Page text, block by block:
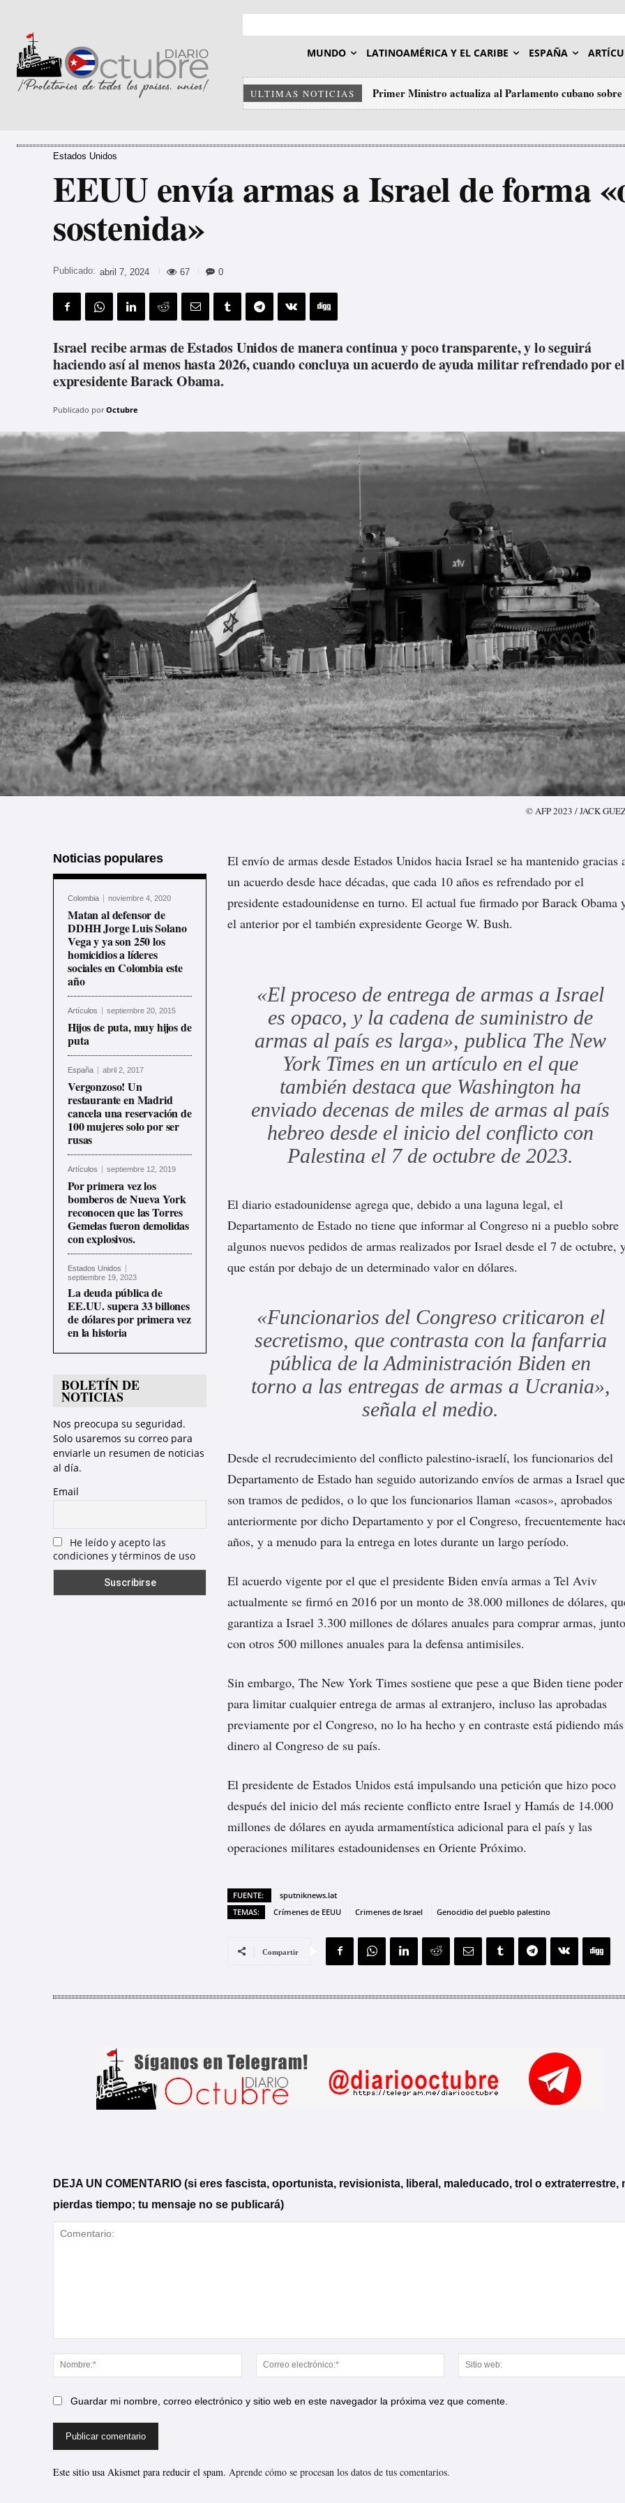
MUNDO LATINOAMÉRICA Y EL CARIBE ESPAÑA
ULTIMAS NOTICIAS
Primer Ministro actualiza al Parlamento cubano sobre
Transformaciones Económicas y Sociales
El Papa León XIV en su visita al Estado español
Estados Unidos
EEUU envía armas a Israel de forma
sostenida»
Publicado: abril 7, 2024 67 0
Israel recibe armas de Estados Unidos de manera continua y poco transparente, y lo seguirá
haciendo así al menos hasta 2026, cuando concluya un acuerdo de ayuda militar refrendado por el
expresidente Barack Obama.
Publicado por Octubre
© AFP 2023 / JACK
Noticias populares
Colombia noviembre 4, 2020
Matan al defensor de
DDHH Jorge Luis Solano
Vega y ya son 250 los
homicidios a líderes
sociales en Colombia este
año
Artículos septiembre 20, 2015
Hijos de puta, muy hijos de
puta
España abril 2, 2017
Vergonzoso! Un
restaurante en Madrid
cancela una reservación de
100 mujeres solo por ser
rusas
Artículos septiembre 12, 2019
Por primera vez los
bomberos de Nueva York
reconocen que las Torres
Gemelas fueron demolidas
con explosivos.
Estados Unidos
septiembre 19, 2023
La deuda pública de
EE.UU. supera 33 billones
de dólares por primera vez
en la historia
BOLETÍN DE
NOTICIAS
Nos preocupa su seguridad.
Solo usaremos su correo para
enviarle un resumen de noticias
al día.
Email
He leído y acepto las
condiciones y términos de uso
El envío de armas desde Estados Unidos hacia Israel se ha mantenido gracias
un acuerdo desde hace décadas, que cada 10 años es refrendado por el
presidente estadounidense en turno. El actual fue firmado por Barack Obama
el anterior por el también expresidente George W. Bush.
«El proceso de entrega de armas a Israel
es opaco, y la cadena de suministro de
armas al país es larga», publica The New
York Times en un artículo en el que
también destaca que Washington ha
enviado decenas de miles de armas al país
hebreo desde el inicio del conflicto con
Palestina el 7 de octubre de 2023.
El diario estadounidense agrega que, debido a una laguna legal, el
Departamento de Estado no tiene que informar al Congreso ni a pueblo sobre
algunos nuevos pedidos de armas realizados por Israel desde el 7 de octubre,
que están por debajo de un determinado valor en dólares.
«Funcionarios del Congreso criticaron el
secretismo, que contrasta con la fanfarria
pública de la Administración Biden en
torno a las entregas de armas a Ucrania»,
señala el medio.
Desde el recrudecimiento del conflicto palestino-israelí, los funcionarios del
Departamento de Estado han seguido autorizando envíos de armas a Israel que
son tramos de pedidos, o lo que los funcionarios llaman «casos», aprobados
anteriormente por dicho Departamento y por el Congreso, frecuentemente
años, y a menudo para la entrega en lotes durante un largo período.
El acuerdo vigente por el que el presidente Biden envía armas a Tel Aviv
actualmente se firmó en 2016 por un monto de 38.000 millones de dólares,
garantiza a Israel 3.300 millones de dólares anuales para comprar armas, junto
con otros 500 millones anuales para la defensa antimisiles.
Sin embargo, The New York Times sostiene que pese a que Biden tiene poder
para limitar cualquier entrega de armas al extranjero, incluso las aprobadas
previamente por el Congreso, no lo ha hecho y en contraste está pidiendo más
dinero al Congreso de su país.
El presidente de Estados Unidos está impulsando una petición que hizo poco
después del inicio del más reciente conflicto entre Israel y Hamás de 14.000
millones de dólares en ayuda armamentística adicional para el país y las
operaciones militares estadounidenses en Oriente Próximo.
FUENTE:
sputniknews.lat
TEMAS:
Crímenes de EEUU Crimenes de Israel Genocidio del pueblo palestino
Compartir
DEJA UN COMENTARIO (si eres fascista, oportunista, revisionista, liberal, maleducado, trol o extraterrestre,
pierdas tiempo; tu mensaje no se publicará)
Nombre:*
Correo
electrónico:*
Guardar mi nombre, correo electrónico y sitio web en este navegador la próxima vez que comente.
Este sitio usa Akismet para reducir el spam. Aprende cómo se procesan los datos de tus comentarios.